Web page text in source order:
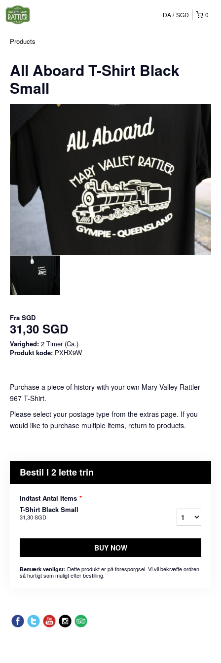
0
DA SGD
Products
All Aboard T-Shirt Black
Small
Fra SGD
31,30 SGD
Varighed: 2 Timer (Ca.)
Produkt kode: PXHX9W
Purchase a piece of history with your own Mary Valley Rattler
967 T-Shirt.
Please select your postage type from the extras page. If you
would like to purchase multiple items, return to products.
Bestil I 2 lette trin
Indtast Antal Items *
T-Shirt Black Small
31,30 SGD
BUY NOW
Bemærk venligst: Dette produkt er på forespørgsel. Vi vil bekræfte ordren
så hurtigt som muligt efter bestilling.